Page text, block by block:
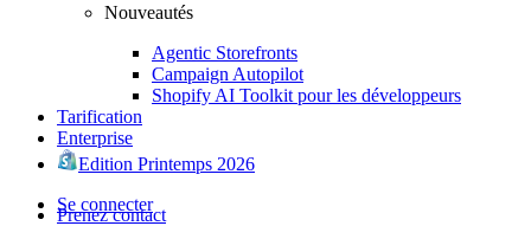
Nouveautés
Agentic Storefronts
Campaign Autopilot
Shopify AI Toolkit pour les développeurs
Tarification
Enterprise
Edition Printemps 2026
Se connecter
Prenez contact